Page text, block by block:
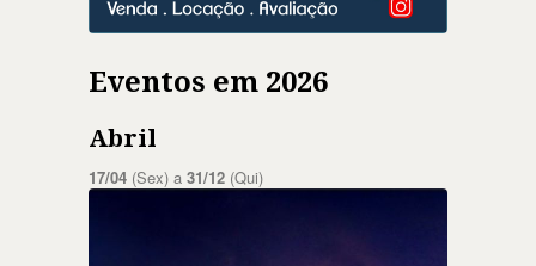
Eventos em 2026
Abril
17/04 (Sex) a 31/12 (Qui)